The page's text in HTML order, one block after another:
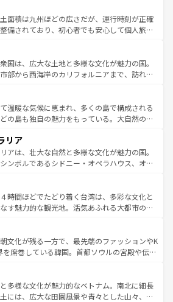
を運ぶとそれぞれで全く異なる文化を体験で
きるだろう。 なお、新着のフランス情報はコンテンツ一覧
しい。
にはぜひ体験してほしい。 なお、新着の
コンテンツ一覧を参照してほしい。
なる魅力がある。また、優雅なアフタヌーン
ル好きにはたまらない英国パブ、サッカー観
だからこそできる体験も豊富。イギリスを旅
照してほしい。
面積は九州ほどの広さだが、運行時刻が正確
備されており、初心者でも安心して個人旅行
まま残る町や、スイスならではのユニークな
、アルプス観光だけでなく町歩きも満喫する
。国民の所得が高いため物価も高いが、旅行
料で観光を楽しむこともできる。 なお、新
報はコンテンツ一覧 を参照してほしい。
国は、広大な土地と多様な文化が魅力の国。
部から西海岸のカリフォルニアまで、訪れる
都市は、観光、ショッピング、エンターテイ
まった刺激的なスポットだ。一方、アメリカ
然が広がり、グランドキャニオンやイエロー
ーリンズでは、音楽と美食が融合した独特の
旅行者はアメリカの各地域で異なる魅力を楽
その多様性と豊かな歴史を感じることができ
のスタイルだ。 なお、新着のアメリカ
ンツ一覧を参照してほしい。
温暖な気候に恵まれ、多くの島で構成される
の島も独自の魅力をもっている。大自然の神
せない。また、定番の観光地といえばオアフ
な自然を求めるならマウイ島やカウアイ島が
メラルドグリーンに輝く海をはじめ、豊かな
しの心で訪れる人々を迎えてくれるハワイの
いローカルフードやハワイアンミュージッ
フラダンスなど、すべてがハワイの魅力を彩
てほしい。 なお、新着のハワイ情報
一覧を参照してほしい。
リア
アは、壮大な自然と多様な文化が魅力の国。
ンボルであるシドニー・オペラハウス、オー
大陸中央部にそびえるウルル（エアーズロッ
ニアの美しい原生林やケアンズの熱帯雨林な
がたくさん。また、カフェやワイン、オージ
ィビティも充実しており、サーフィンやダイ
キングなど、アウトドア好きにはたまらな
ラリアの多彩な魅力を存分に味わいつくそ
い。
時間ほどでたどり着く台湾は、多彩な文化と
す魅力的な観光地。活気あふれる大都市の台
な山岳地帯である台湾東部など、都市の喧騒
さが共存しており、訪れる人に新しい発見と
してくれる。また、奥深い台湾の食文化も魅
評判のスイーツなど、バラエティ豊かな料理
が味わえる。 なお、新着の台湾情報は コンテンツ一覧を参
。
文化が残る一方で、最先端のファッションやK
を席巻している韓国。首都ソウルの宮殿や伝統
を延ばせば四季折々の自然美を楽しむことが
て、キムチや焼肉、絶品のストリートフード
まな韓国料理が待っている。夜には、韓国な
多様な文化が魅力的なベトナム。南北に細長
には、広大な田園風景や青々とした山々、世